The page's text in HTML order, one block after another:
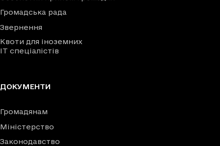
Громадська рада
Звернення
Квоти для іноземних
IT спеціалістів
ДОКУМЕНТИ
Громадянам
Міністерство
Законодавство